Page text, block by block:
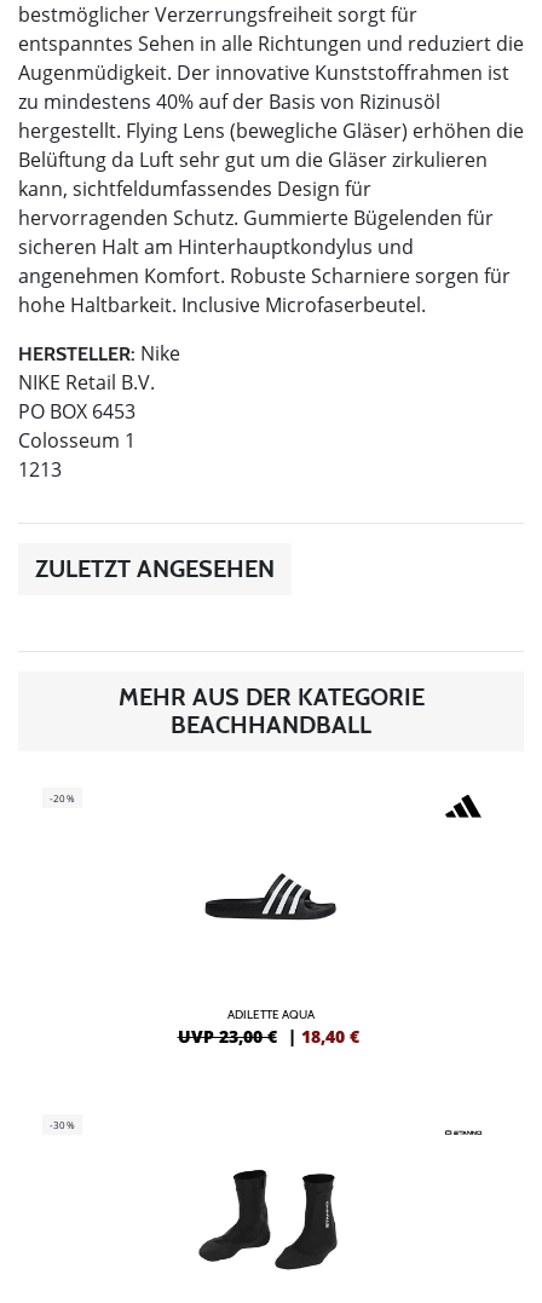
bestmöglicher Verzerrungsfreiheit sorgt für
entspanntes Sehen in alle Richtungen und reduziert die
Augenmüdigkeit. Der innovative Kunststoffrahmen ist
zu mindestens 40% auf der Basis von Rizinusöl
hergestellt. Flying Lens (bewegliche Gläser) erhöhen die
Belüftung da Luft sehr gut um die Gläser zirkulieren
kann, sichtfeldumfassendes Design für
hervorragenden Schutz. Gummierte Bügelenden für
sicheren Halt am Hinterhauptkondylus und
angenehmen Komfort. Robuste Scharniere sorgen für
hohe Haltbarkeit. Inclusive Microfaserbeutel.
HERSTELLER: Nike
NIKE Retail B.V.
PO BOX 6453
Colosseum 1
1213
ZULETZT ANGESEHEN
MEHR AUS DER KATEGORIE
BEACHHANDBALL
-20%
ADILETTE AQUA
UVP 23,00 € | 18,40 €
-30%